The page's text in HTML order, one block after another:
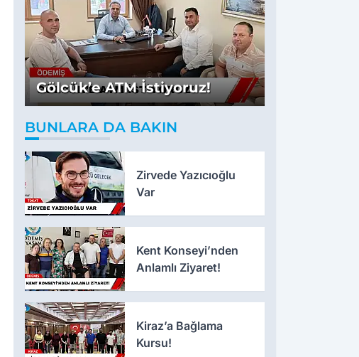
Gölcük’e ATM İstiyoruz!
BUNLARA DA BAKIN
Zirvede Yazıcıoğlu
Var
Kent Konseyi’nden
Anlamlı Ziyaret!
Kiraz’a Bağlama
Kursu!